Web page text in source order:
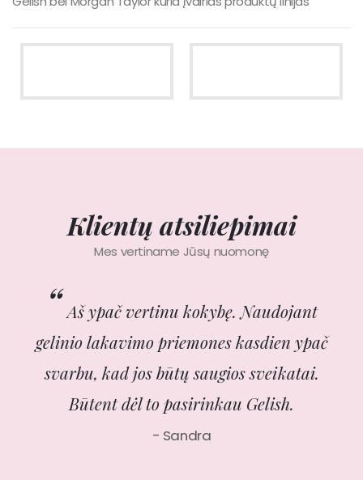
Klientų atsiliepimai
Mes vertiname Jūsų nuomonę
Aš ypač vertinu kokybę. Naudojant
gelinio lakavimo priemones kasdien ypač
svarbu, kad jos būtų saugios sveikatai.
Būtent dėl to pasirinkau Gelish.
Sandra